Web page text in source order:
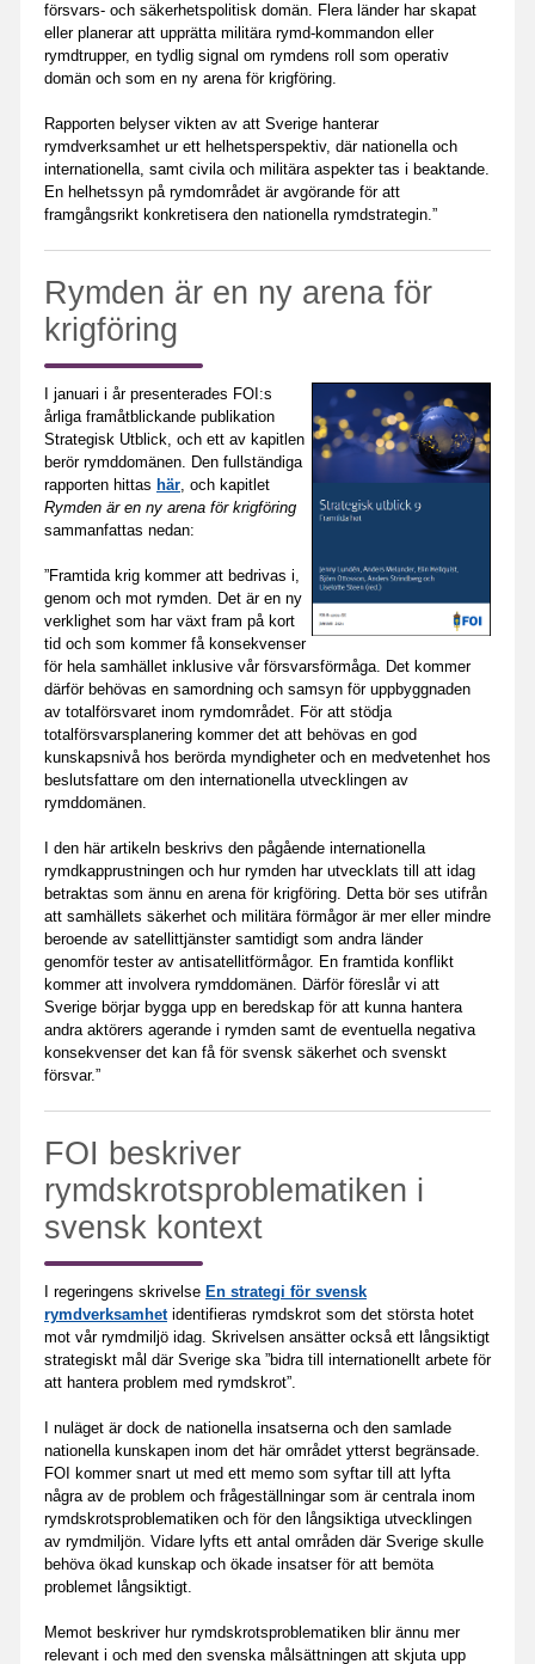
försvars- och säkerhetspolitisk domän. Flera länder har skapat
eller planerar att upprätta militära rymd-kommandon eller
rymdtrupper, en tydlig signal om rymdens roll som operativ
domän och som en ny arena för krigföring.
Rapporten belyser vikten av att Sverige hanterar
rymdverksamhet ur ett helhetsperspektiv, där nationella och
internationella, samt civila och militära aspekter tas i beaktande.
En helhetssyn på rymdområdet är avgörande för att
framgångsrikt konkretisera den nationella rymdstrategin.”
Rymden är en ny arena för
krigföring
I januari i år presenterades FOI:s
årliga framåtblickande publikation
Strategisk Utblick, och ett av kapitlen
berör rymddomänen. Den fullständiga
rapporten hittas här, och kapitlet
Rymden är en ny arena för krigföring
sammanfattas nedan:
”Framtida krig kommer att bedrivas i,
genom och mot rymden. Det är en ny
verklighet som har växt fram på kort
tid och som kommer få konsekvenser
för hela samhället inklusive vår försvarsförmåga. Det kommer
därför behövas en samordning och samsyn för uppbyggnaden
av totalförsvaret inom rymdområdet. För att stödja
totalförsvarsplanering kommer det att behövas en god
kunskapsnivå hos berörda myndigheter och en medvetenhet hos
beslutsfattare om den internationella utvecklingen av
rymddomänen.
I den här artikeln beskrivs den pågående internationella
rymdkapprustningen och hur rymden har utvecklats till att idag
betraktas som ännu en arena för krigföring. Detta bör ses utifrån
att samhällets säkerhet och militära förmågor är mer eller mindre
beroende av satellittjänster samtidigt som andra länder
genomför tester av antisatellitförmågor. En framtida konflikt
kommer att involvera rymddomänen. Därför föreslår vi att
Sverige börjar bygga upp en beredskap för att kunna hantera
andra aktörers agerande i rymden samt de eventuella negativa
konsekvenser det kan få för svensk säkerhet och svenskt
försvar.”
FOI beskriver
rymdskrotsproblematiken i
svensk kontext
I regeringens skrivelse En strategi för svensk
rymdverksamhetidentifieras rymdskrot som det största hotet
mot vår rymdmiljö idag. Skrivelsen ansätter också ett långsiktigt
strategiskt mål där Sverige ska ”bidra till internationellt arbete för
att hantera problem med rymdskrot”.
I nuläget är dock de nationella insatserna och den samlade
nationella kunskapen inom det här området ytterst begränsade.
FOI kommer snart ut med ett memo som syftar till att lyfta
några av de problem och frågeställningar som är centrala inom
rymdskrotsproblematiken och för den långsiktiga utvecklingen
av rymdmiljön. Vidare lyfts ett antal områden där Sverige skulle
behöva ökad kunskap och ökade insatser för att bemöta
problemet långsiktigt.
Memot beskriver hur rymdskrotsproblematiken blir ännu mer
relevant i och med den svenska målsättningen att skjuta upp